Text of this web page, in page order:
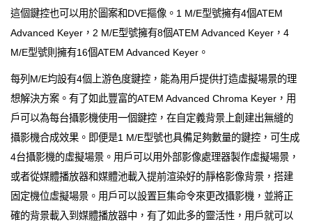
這個鍵控也可以用於圖案和DVE摳像。1 M/E型號擁有4個ATEM
Advanced Keyer，2 M/E型號擁有8個ATEM Advanced Keyer，4
M/E型號則擁有16個ATEM Advanced Keyer。
每列M/E均設有4個上游色度鍵控，能為用戶提供打造虛擬場景的理
想解決方案。有了如此豐富的ATEM Advanced Chroma Keyer，用
戶可以為每台攝影機使用一個鍵控，在自定義背景上創建出無縫的
攝影機合成效果。即便是1 M/E型號也具備足夠數量的鍵控，可生成
4台攝影機的虛擬場景。用戶可以用外部影像處理器製作虛擬場景，
或者從媒體播放器和媒體池載入提前渲染好的靜格影像背景，搭建
固定機位虛擬場景。用戶可以設置巨集命令來更改攝影機，並將正
確的背景載入到媒體播放器中，有了如此多的靈活性，用戶就可以